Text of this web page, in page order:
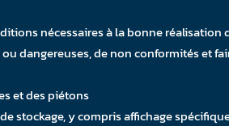
nécessaires à la bonne
dangereuses, de non conformités et
et des piétons
stockage, y compris affichage